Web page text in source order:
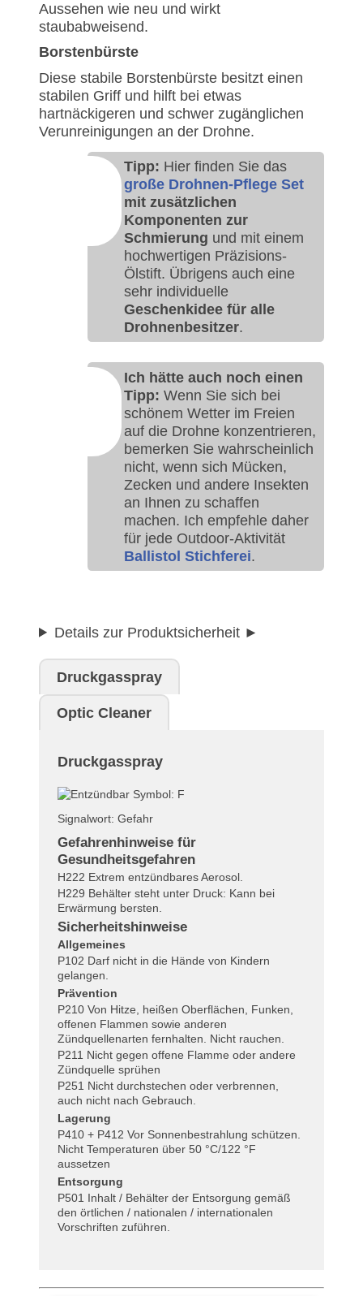
Aussehen wie neu und wirkt
staubabweisend.
Borstenbürste
Diese stabile Borstenbürste besitzt einen
stabilen Griff und hilft bei etwas
hartnäckigeren und schwer zugänglichen
Verunreinigungen an der Drohne.
Tipp: Hier finden Sie das
große Drohnen-Pflege Set
mit zusätzlichen
Komponenten zur
Schmierung und mit einem
hochwertigen Präzisions-
Ölstift. Übrigens auch eine
sehr individuelle
Geschenkidee für alle
Drohnenbesitzer.
Ich hätte auch noch einen
Tipp: Wenn Sie sich bei
schönem Wetter im Freien
auf die Drohne konzentrieren,
bemerken Sie wahrscheinlich
nicht, wenn sich Mücken,
Zecken und andere Insekten
an Ihnen zu schaffen
machen. Ich empfehle daher
für jede Outdoor-Aktivität
Ballistol Stichferei.
Details zur Produktsicherheit
Druckgasspray
Optic Cleaner
Druckgasspray
Signalwort: Gefahr
Gefahrenhinweise für
Gesundheitsgefahren
H222 Extrem entzündbares Aerosol.
H229 Behälter steht unter Druck: Kann bei
Erwärmung bersten.
Sicherheitshinweise
Allgemeines
P102 Darf nicht in die Hände von Kindern
gelangen.
Prävention
P210 Von Hitze, heißen Oberflächen, Funken,
offenen Flammen sowie anderen
Zündquellenarten fernhalten. Nicht rauchen.
P211 Nicht gegen offene Flamme oder andere
Zündquelle sprühen
P251 Nicht durchstechen oder verbrennen,
auch nicht nach Gebrauch.
Lagerung
P410 + P412 Vor Sonnenbestrahlung schützen.
Nicht Temperaturen über 50 °C/122 °F
aussetzen
Entsorgung
P501 Inhalt / Behälter der Entsorgung gemäß
den örtlichen / nationalen / internationalen
Vorschriften zuführen.